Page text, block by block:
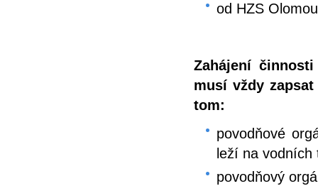
od HZS
Zahájení
musí vždy
tom:
povodňové
leží na
povodňový